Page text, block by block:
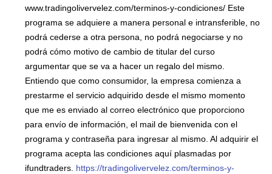
www.tradingolivervelez.com/terminos-y-condiciones/ Este
programa se adquiere a manera personal e intransferible, no
podrá cederse a otra persona, no podrá negociarse y no
podrá cómo motivo de cambio de titular del curso
argumentar que se va a hacer un regalo del mismo.
Entiendo que como consumidor, la empresa comienza a
prestarme el servicio adquirido desde el mismo momento
que me es enviado al correo electrónico que proporciono
para envío de información, el mail de bienvenida con el
programa y contraseña para ingresar al mismo. Al adquirir el
programa acepta las condiciones aquí plasmadas por
ifundtraders. https://tradingolivervelez.com/terminos-y-